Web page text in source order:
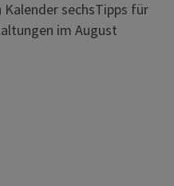
sechsTipps für
im August